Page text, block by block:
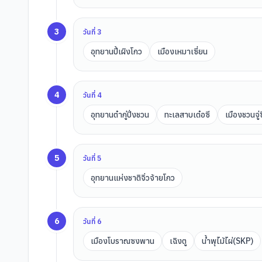
3 วันที่3
อุทยานปี้เผิงโกว เมืองเหมาเซี่ยน
4 วันที่ 4
อุทยานต๋ากู่ปิ่งชวน ทะเลสาบเต๋อซี เมืองชวน
5 วันที่5
อุทยานแห่งชาติจิ่วจ้ายโกว
6 วันที่ 6
เมืองโบราณซงพาน เฉิงตู น้ำพุไม้ไผ่(SKP)